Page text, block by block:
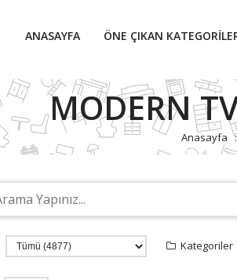
ANASAYFA ÖNE ÇIKAN
MODERN
Anasayfa
Kategoriler